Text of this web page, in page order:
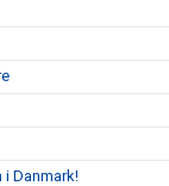
Danmark!